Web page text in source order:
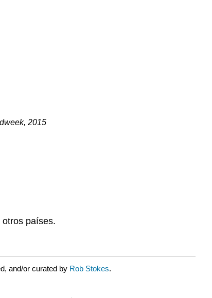
2015
países.
and/or curated by Rob Stokes.